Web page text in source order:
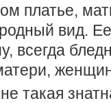
платье,
вид.
всегда
такая